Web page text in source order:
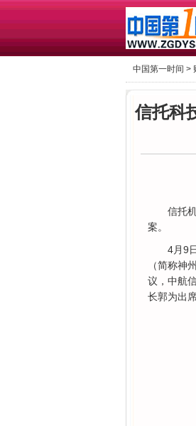
中国第一时间 >
信托科
信托
案。
4月9
（简称神
议，中航
长郭为出